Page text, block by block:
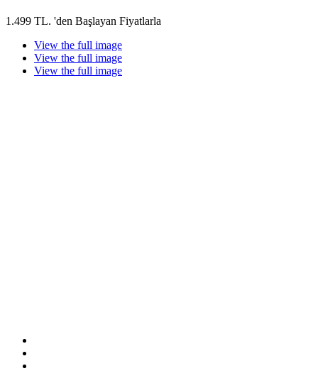
1.499 TL. 'den Başlayan Fiyatlarla
View the full image
View the full image
View the full image